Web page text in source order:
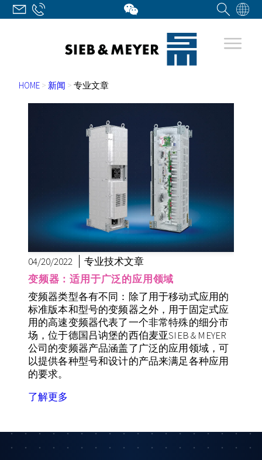
HOME > 新闻 > 专业文章
04/20/2022
专业技术文章
变频器：适用于广泛的应用领域
变频器类型各有不同：除了用于移动式应用的
标准版本和型号的变频器之外，用于固定式应
用的高速变频器代表了一个非常特殊的细分市
场，位于德国吕讷堡的西伯麦亚SIEB & MEYER
公司的变频器产品涵盖了广泛的应用领域，可
以提供各种型号和设计的产品来满足各种应用
的要求。
了解更多